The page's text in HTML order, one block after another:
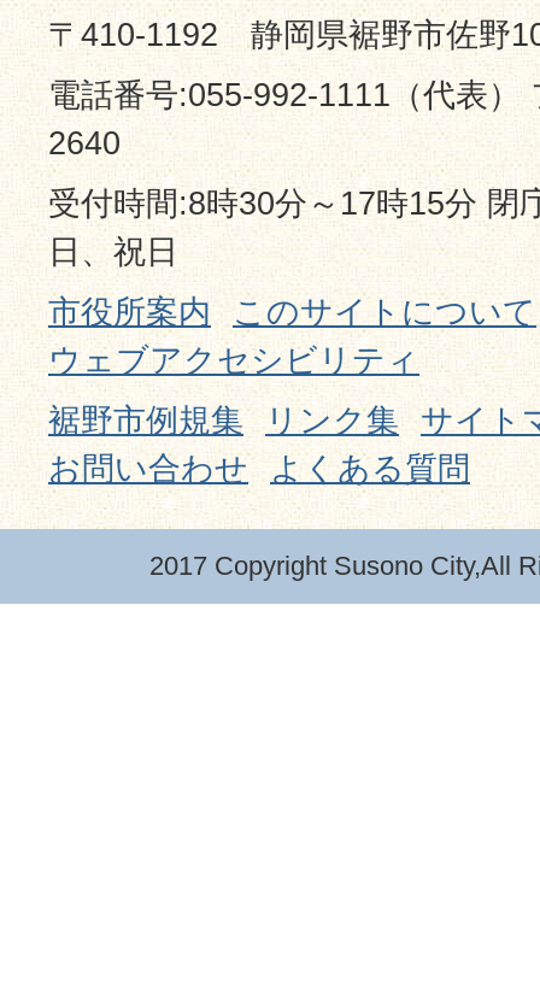
〒410-1192 静岡県裾野市佐野
電話番号:055-992-1111（代表）
2640
受付時間:8時30分～17時15分 閉
日、祝日
市役所案内
このサイトについて
ウェブアクセシビリティ
裾野市例規集
リンク集
サイト
お問い合わせ
よくある質問
2017 Copyright Susono City,All